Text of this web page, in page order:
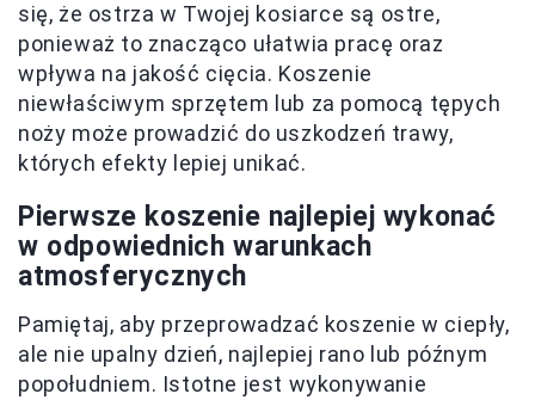
się, że ostrza w Twojej kosiarce są ostre,
ponieważ to znacząco ułatwia pracę oraz
wpływa na jakość cięcia. Koszenie
niewłaściwym sprzętem lub za pomocą tępych
noży może prowadzić do uszkodzeń trawy,
których efekty lepiej unikać.
Pierwsze koszenie najlepiej wykonać
w odpowiednich warunkach
atmosferycznych
Pamiętaj, aby przeprowadzać koszenie w ciepły,
ale nie upalny dzień, najlepiej rano lub późnym
popołudniem. Istotne jest wykonywanie